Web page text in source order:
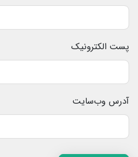
پست الکترونیک
آدرس وب‌سایت